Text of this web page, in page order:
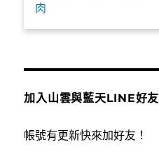
肉
加入山雲與藍天LINE好友
帳號有更新快來加好友！